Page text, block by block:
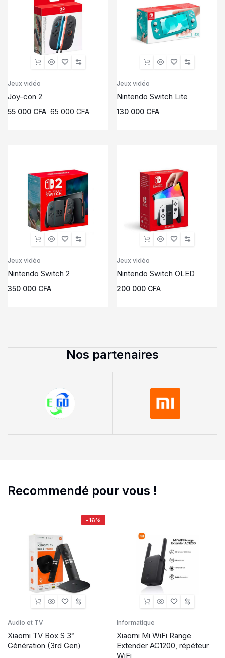
Jeux vidéo
Joy-con 2
65 000CFA
55 000 CFA
Jeux vidéo
Nintendo Switch Lite
130 000 CFA
Jeux vidéo
Nintendo Switch 2
350 000 CFA
Jeux vidéo
Nintendo Switch OLED
200 000 CFA
Nos partenaires
Recommendé pour vous !
-16%
Audio et TV
Xiaomi TV Box S 3ᵉ
Génération (3rd Gen)
Informatique
Xiaomi Mi WiFi Range
Extender AC1200, répéteur
WiFi